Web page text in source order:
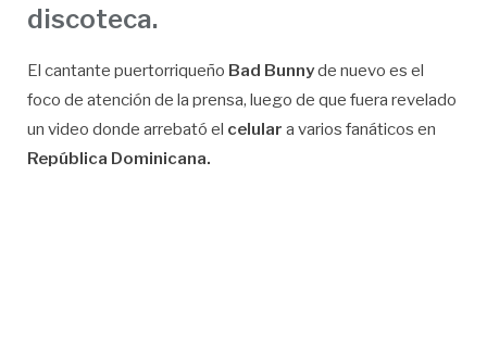
discoteca.
El cantante puertorriqueño Bad Bunnyde nuevo es el
foco de atención de la prensa, luego de que fuera revelado
un video donde arrebató el celular a varios fanáticos en
República Dominicana.